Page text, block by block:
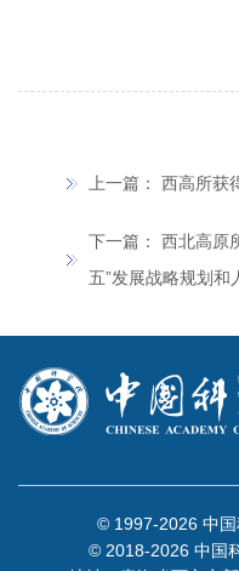
上一篇： 西高所获
下一篇： 西北高原
五”发展战略规划和
© 1997-2026 中
© 2018-2026 中国